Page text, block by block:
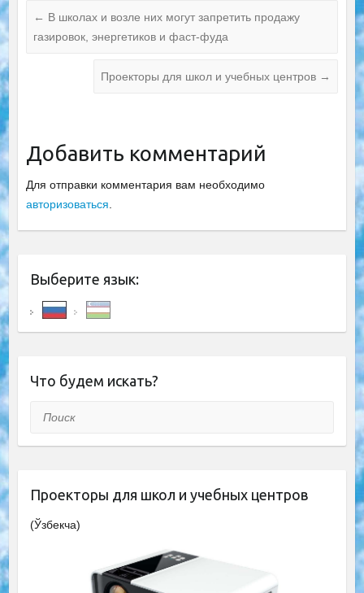
← В школах и возле них могут запретить продажу
газировок, энергетиков и фаст-фуда
Проекторы для школ и учебных центров →
Добавить комментарий
Для отправки комментария вам необходимо
авторизоваться
Выберите язык:
Что будем искать?
Поиск
Проекторы для школ и учебных центров
(Ўзбекча)